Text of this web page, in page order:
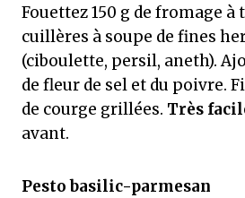
Fouettez 150 g de fromage à
cuillères à soupe de fines
(ciboulette, persil, aneth).
de fleur de sel et du poivre.
de courge grillées. Très
avant.
Pesto basilic-parmesan